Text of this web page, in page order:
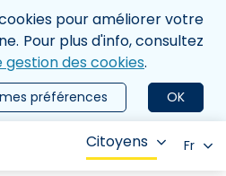
pour améliorer votre
Pour plus d'info, consultez
des cookies.
OK
préférences
Citoyens Fr